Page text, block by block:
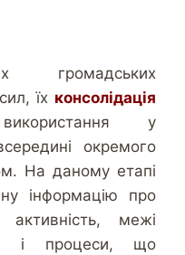
громадських
їх консолідація
у
окремого
На даному етапі
інформацію про
активність, межі
і процеси, що